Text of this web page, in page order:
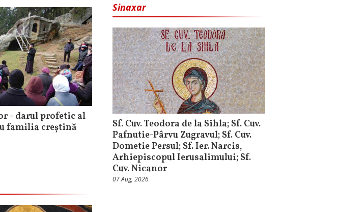
- darul profetic al
familia creștină
Sinaxar
Sf. Cuv. Teodora de la Sihla; Sf. Cuv.
Pafnutie-Pârvu Zugravul; Sf. Cuv.
Dometie Persul; Sf. Ier. Narcis,
Arhiepiscopul Ierusalimului; Sf.
Cuv. Nicanor
07 Aug, 2026